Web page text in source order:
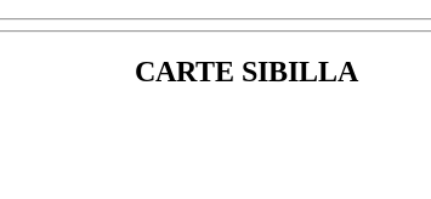
CARTE SIBILLA